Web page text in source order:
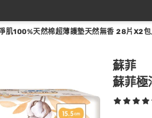
肌100%天然棉超薄護墊天然無香 28片X2包
蘇菲
蘇菲極